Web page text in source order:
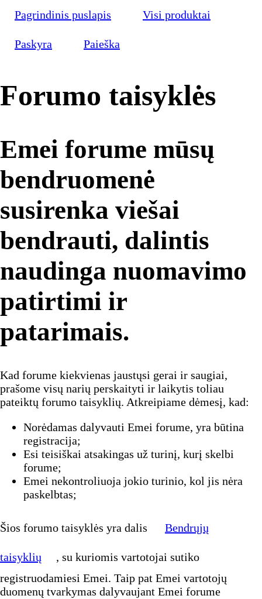
Pagrindinis puslapis Visi produktai
Paskyra Paieška
Forumo taisyklės
Emei forume mūsų
bendruomenė
susirenka viešai
bendrauti, dalintis
naudinga nuomavimo
patirtimi ir
patarimais.
Kad forume kiekvienas jaustųsi gerai ir saugiai,
prašome visų narių perskaityti ir laikytis toliau
pateiktų forumo taisyklių. Atkreipiame dėmesį, kad:
Norėdamas dalyvauti Emei forume, yra būtina
registracija;
Esi teisiškai atsakingas už turinį, kurį skelbi
forume;
Emei nekontroliuoja jokio turinio, kol jis nėra
paskelbtas;
Šios forumo taisyklės yra dalis Bendrųjų
taisyklių
, su kuriomis vartotojai sutiko
registruodamiesi Emei. Taip pat Emei vartotojų
duomenų tvarkymas dalyvaujant Emei forume